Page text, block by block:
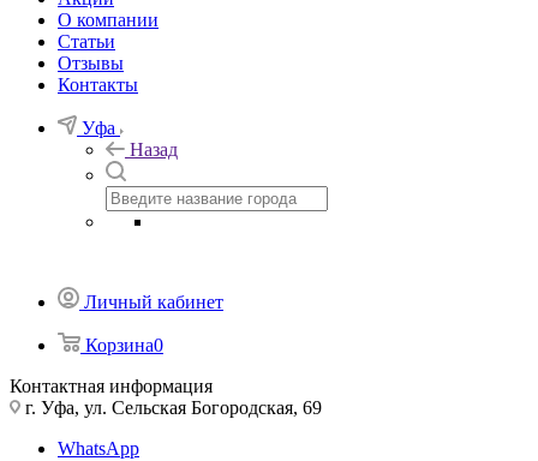
О компании
Статьи
Отзывы
Контакты
Уфа
Назад
Личный кабинет
Корзина0
Контактная информация
г. Уфа, ул. Сельская Богородская, 69
WhatsApp